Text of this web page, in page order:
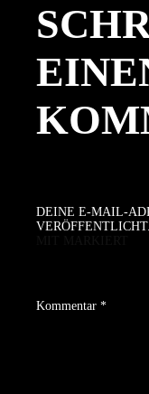
DEINE E-MAIL-
VERÖFFENTLICHT.
Kommentar *